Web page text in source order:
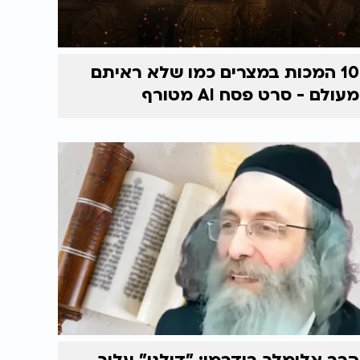
10 המכות במצרים כמו שלא ראיתם
מעולם - סרט פסח AI מטורף